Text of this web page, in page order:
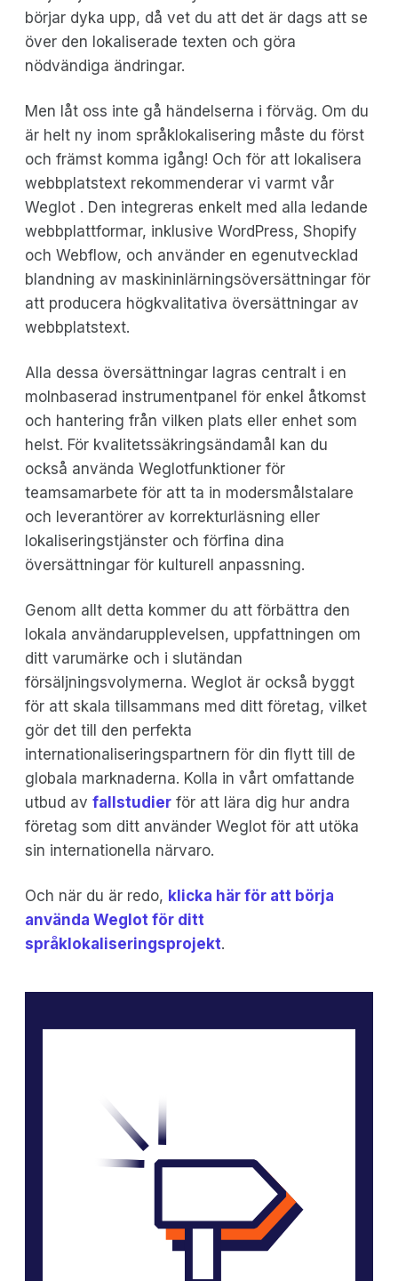
börjar dyka upp, då vet du att det är dags att se
över den lokaliserade texten och göra
nödvändiga ändringar.
Men låt oss inte gå händelserna i förväg. Om du
är helt ny inom språklokalisering måste du först
och främst komma igång! Och för att lokalisera
webbplatstext rekommenderar vi varmt vår
Weglot . Den integreras enkelt med alla ledande
webbplattformar, inklusive WordPress, Shopify
och Webflow, och använder en egenutvecklad
blandning av maskininlärningsöversättningar för
att producera högkvalitativa översättningar av
webbplatstext.
Alla dessa översättningar lagras centralt i en
molnbaserad instrumentpanel för enkel åtkomst
och hantering från vilken plats eller enhet som
helst. För kvalitetssäkringsändamål kan du
också använda Weglotfunktioner för
teamsamarbete för att ta in modersmålstalare
och leverantörer av korrekturläsning eller
lokaliseringstjänster och förfina dina
översättningar för kulturell anpassning.
Genom allt detta kommer du att förbättra den
lokala användarupplevelsen, uppfattningen om
ditt varumärke och i slutändan
försäljningsvolymerna. Weglot är också byggt
för att skala tillsammans med ditt företag, vilket
gör det till den perfekta
internationaliseringspartnern för din flytt till de
globala marknaderna. Kolla in vårt omfattande
utbud av fallstudier för att lära dig hur andra
företag som ditt använder Weglot för att utöka
sin internationella närvaro.
Och när du är redo, klicka här för att börja
använda Weglot för ditt
språklokaliseringsprojekt.